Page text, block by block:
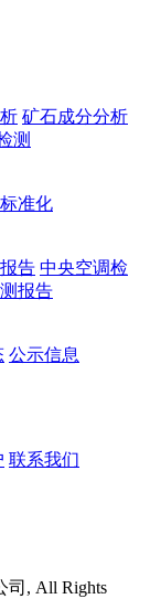
矿石成分分析
测
准化
告 中央空调检
报告
公示信息
联系我们
司, All Rights